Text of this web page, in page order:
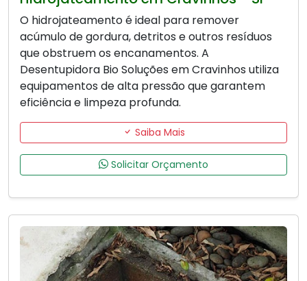
O hidrojateamento é ideal para remover
acúmulo de gordura, detritos e outros resíduos
que obstruem os encanamentos. A
Desentupidora Bio Soluções em Cravinhos utiliza
equipamentos de alta pressão que garantem
eficiência e limpeza profunda.
Saiba Mais
Solicitar Orçamento